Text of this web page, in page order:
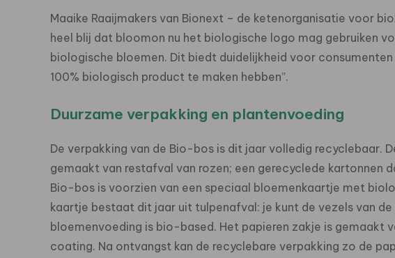
Maaike Raaijmakers van Bionext – de ketenorganisatie voor
heel blij dat bloomon nu het biologische logo mag gebruiken
biologische bloemen. Dit biedt duidelijkheid voor
100% biologisch product te maken hebben”.
Duurzame verpakking en plantenvoeding
De verpakking van de Bio-bos is dit jaar volledig recyclebaar.
gemaakt van restafval van rozen; een gerecyclede kartonnen
Bio-bos is voorzien van een speciaal bloemenkaartje met
kaartje bestaat dit jaar uit tulpenafval: je kunt de vezels van de
bloemenvoeding is bio-based. Het papieren zakje is gemaakt
coating. Na ontvangst kan de recyclebare verpakking zo de